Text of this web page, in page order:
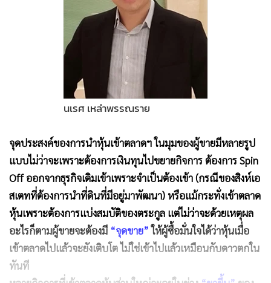
นเรศ เหล่าพรรณราย
จุดประสงค์ของการนำหุ้นเข้าตลาดฯ ในมุมของผู้ขายมีหลายรูป
แบบไม่ว่าจะเพราะต้องการเงินทุนไปขยายกิจการ ต้องการ Spin
Off ออกจากธุรกิจเดิมเข้าเพราะจำเป็นต้องเข้า (กรณีของสิงห์เอ
สเตทที่ต้องการนำที่ดินที่มีอยู่มาพัฒนา) หรือแม้กระทั่งเข้าตลาด
หุ้นเพราะต้องการแบ่งสมบัติของตระกูล แต่ไม่ว่าจะด้วยเหตุผล
อะไรก็ตามผู้ขายจะต้องมี “จุดขาย” ให้ผู้ซื้อมั่นใจได้ว่าหุ้นเมื่อ
เข้าตลาดไปแล้วจะยังเติบโต ไม่ใช่เข้าไปแล้วเหมือนกับดาวตกใน
ทันที